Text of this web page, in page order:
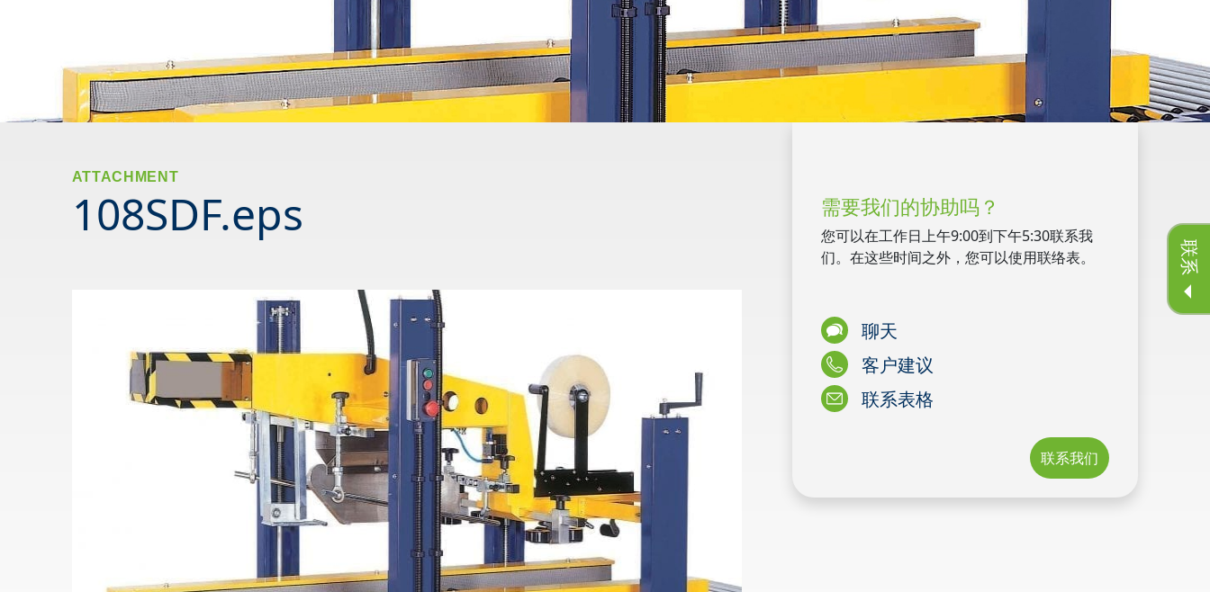
联系
ATTACHMENT
108SDF.eps 需要我们的协助吗？
您可以在工作日上午9:00到下午5:30联系我
们。在这些时间之外，您可以使用联络表。
聊天
客户建议
联系表格
联系我们